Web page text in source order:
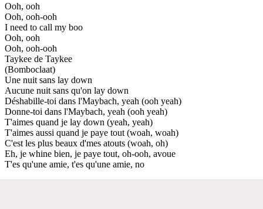
Ooh, ooh
Ooh, ooh-ooh
I need to call my boo
Ooh, ooh
Ooh, ooh-ooh
Taykee de Taykee
(Bomboclaat)
Une nuit sans lay down
Aucune nuit sans qu'on lay down
Déshabille-toi dans l'Maybach, yeah (ooh yeah)
Donne-toi dans l'Maybach, yeah (ooh yeah)
T'aimes quand je lay down (yeah, yeah)
T'aimes aussi quand je paye tout (woah, woah)
C'est les plus beaux d'mes atouts (woah, oh)
Eh, je whine bien, je paye tout, oh-ooh, avoue
T'es qu'une amie, t'es qu'une amie, no